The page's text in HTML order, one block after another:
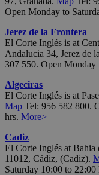
Open Monday to
Jerez de la Frontera
El Corte Inglés is at
Andalucia 34, Jerez de
307 550. Open Monday
Algeciras
El Corte Inglés is at
Map Tel: 956 582 800.
hrs. More>
Cadiz
El Corte Inglés at Bahia
11012, Cádiz, (Cadiz).
Saturday 10:00 to 22:00